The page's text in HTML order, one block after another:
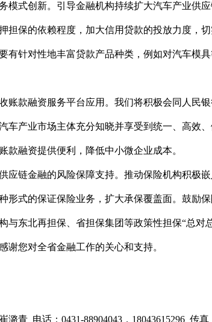
模式创新。引导金融机构持续扩大汽车产业供
担保的依赖程度，加大信用贷款的投放力度，
有针对性地丰富贷款产品种类，例如对汽车模
账款融资服务平台应用。我们将积极会同人民
车产业市场主体充分知晓并享受到统一、高效
款融资提供便利，降低中小微企业成本。
应链金融的风险保障支持。推动保险机构积极
形式的保证保险业务，扩大承保覆盖面。鼓励
与东北再担保、省担保集团等政策性担保“总对
谢您对全省金融工作的关心和支持。
潞青 电话：0431-88904043，18043615296 传真